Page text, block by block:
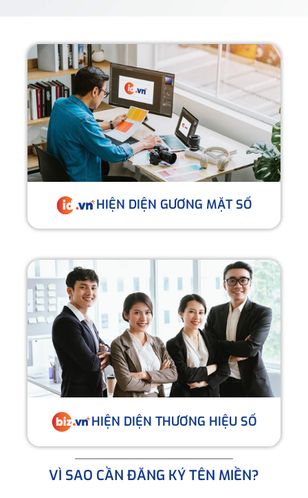
HIỆN DIỆN GƯƠNG MẶT SỐ
HIỆN DIỆN THƯƠNG HIỆU SỐ
VÌ SAO CẦN ĐĂNG KÝ TÊN MIỀN?